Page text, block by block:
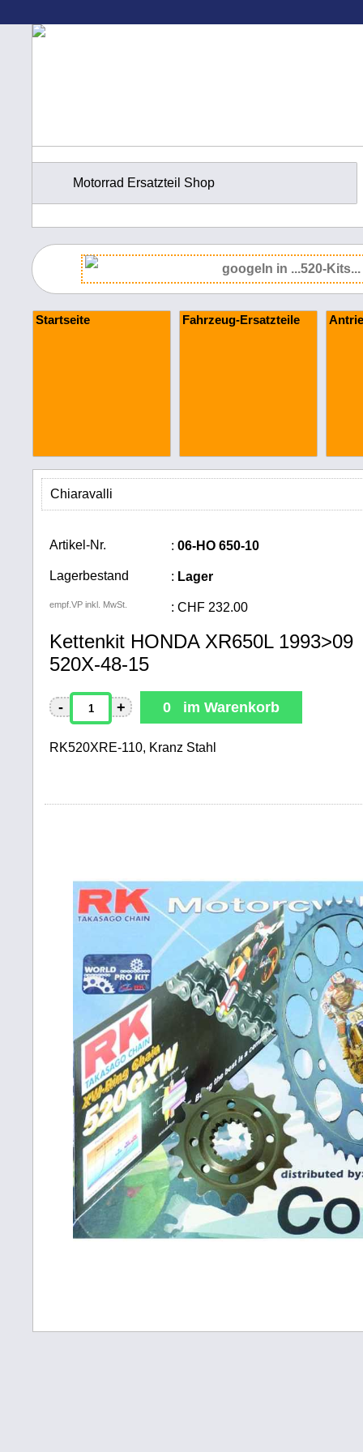
Motorrad Ersatzteil Shop
Startseite Fahrzeug-Ersatzteile
Chiaravalli
Artikel-Nr. : 06-HO 650-10
Lagerbestand : Lager
empf.VP inkl. MwSt. : CHF 232.00
Kettenkit HONDA XR650L 1993>09
520X-48-15
- + 0 im Warenkorb
RK520XRE-110, Kranz Stahl